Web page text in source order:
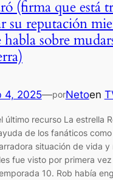
(firma que está
su reputación
habla sobre
4, 2025—porNetoen
último recurso La estrella
de los fanáticos como
situación de vida y
fue visto por primera
10. Rob había